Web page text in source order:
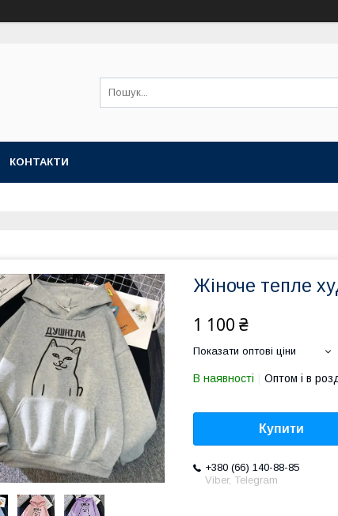
КОНТАКТИ
Жіноче тепле
1 100 ₴
Показати оптові ціни
В наявності Оптом і в
Купити
+380 (66) 140-88-85
Viber, Telegram